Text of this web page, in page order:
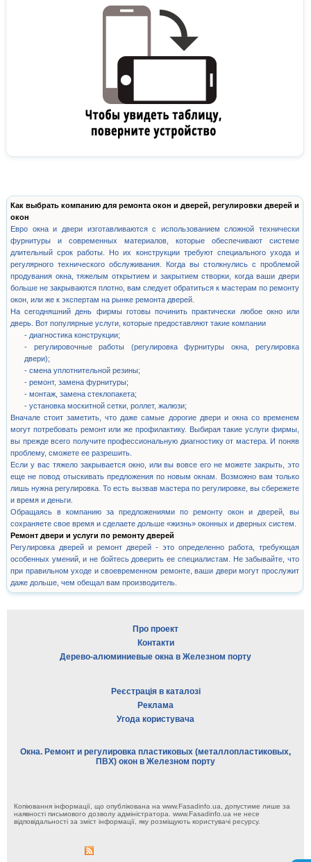
Как выбрать компанию для ремонта окон и дверей, регулировки дверей и
окон
Евро окна и двери изготавливаются с использованием сложной технически
фурнитуры и современных материалов, которые обеспечивают системе
длительный срок работы. Но их конструкции требуют специального ухода и
регулярного технического обслуживания. Когда вы столкнулись с проблемой
продувания окна, тяжелым открытием и закрытием створки, когда ваши двери
больше не закрываются плотно, вам следует обратиться к мастерам по ремонту
окон, или же к экспертам на рынке ремонта дверей.
На сегодняшний день фирмы готовы починить практически любое окно или
дверь. Вот популярные услуги, которые предоставляют такие компании
- диагностика конструкции;
- регулировочные работы (регулировка фурнитуры окна, регулировка
двери);
- смена уплотнительной резины;
- ремонт, замена фурнитуры;
- монтаж, замена стеклопакета;
- установка москитной сетки, роллет, жалюзи;
Вначале стоит заметить, что даже самые дорогие двери и окна со временем
могут потребовать ремонт или же профилактику. Выбирая такие услуги фирмы,
вы прежде всего получите профессиональную диагностику от мастера. И поняв
проблему, сможете ее разрешить.
Если у вас тяжело закрывается окно, или вы вовсе его не можете закрыть, это
еще не повод отыскивать предложения по новым окнам. Возможно вам только
лишь нужна регулировка. То есть вызвав мастера по регулировке, вы сбережете
и время и деньги.
Обращаясь в компанию за предложениями по ремонту окон и дверей, вы
сохраняете свое время и сделаете дольше «жизнь» оконных и дверных систем.
Ремонт двери и услуги по ремонту дверей
Регулировка дверей и ремонт дверей - это определенно работа, требующая
особенных умений, и не бойтесь доверить ее специалистам. Не забывайте, что
при правильном уходе и своевременном ремонте, ваши двери могут прослужит
даже дольше, чем обещал вам производитель.
Про проект
Контакти
Дерево-алюминиевые окна в Железном порту
Реєстрація в каталозі
Реклама
Угода користувача
Окна. Ремонт и регулировка пластиковых (металлопластиковых,
ПВХ) окон в Железном порту
Копіювання інформації, що опублікована на www.Fasadinfo.ua, допустиме лише за
наявності письмового дозволу адміністратора. www.Fasadinfo.ua не несе
відповідальності за зміст інформації, яку розміщують користувачі ресурсу.